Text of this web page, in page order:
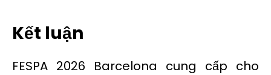
Kết luận
FESPA 2026 Barcelona cung cấp cho